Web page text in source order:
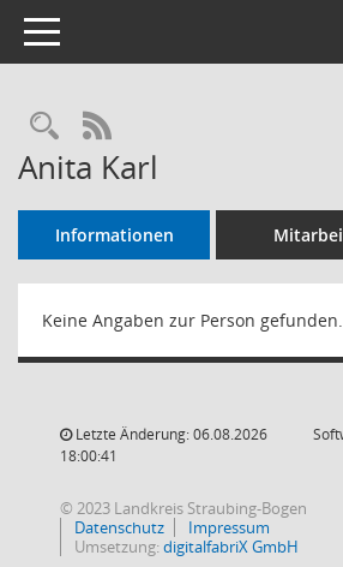
Toggle navigation
Rechercheauswahl
RSS-Feed
Anita Karl
Informationen
Keine Angaben zur Person gefunden.
Letzte Änderung: 06.08.2026
18:00:41
© 2023 Landkreis Straubing-Bogen
Datenschutz
Impressum
Umsetzung:digitalfabriX GmbH